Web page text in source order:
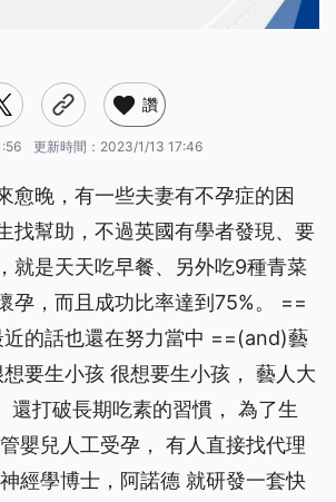
讚
更新時間： 2023/1/13 17:46
愈晚，有一些夫妻有不孕症的困
找幫助，不過英國有學者發現、要
就是天天吃早餐、另外吃9種青菜
孕，而且成功比率達到75%。 ==
的話也還在努力當中 ==(and)藝
要生小孩 很想要生小孩， 藝人大
還打破長期吃素的習慣， 為了生
嬰兒人工受孕， 有人直接找代理
經學博士，阿諾德 就研發一套快